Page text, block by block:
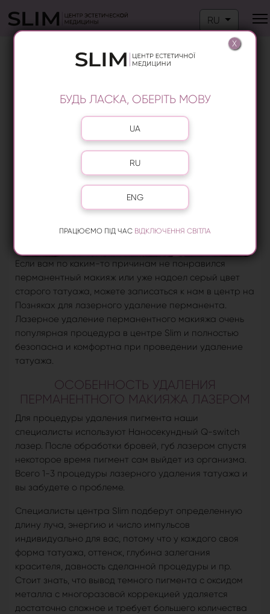
Выберите язык
RU
ЛАЗЕРНОЕ УДАЛЕНИЕ ТАТУАЖА НА
ПОЗНЯКАХ
Если вам по каким-то причинам не понравился
перманентный макияж или уже надоел серый цвет
старого татуажа, можете записаться к нам в центр на
Позняках для лазерного удаление перманента.
Лазерное удаление перманентного макияжа очень
популярная процедура в центре Slim и полностью
безопасна и комфортна при проведении удаление
татуажа.
ОСОБЕННОСТЬ УДАЛЕНИЯ
ПЕРМАНЕНТНОГО МАКИЯЖА ЛАЗЕРОМ
Для процедуры удаления пигмента наши
специалисты используют Наносекундный Q-switch
лазер. После обработки бровей, губ лазером спустя
некоторое время пигмент сам выйдет из организма.
Всего 1-3 процедуры лазерного удаления татуажа и
вы забудете о проблеме.
Специалисты центра Slim подберут определенную
длину луча, энергию и число импульсов
индивидуально для вас, потому что у каждого своя
форма татуажа, оттенок, глубина залегания
красителя, давность сделанной процедуры и пр.
Стоит знать, что вывод темного пигмента с оксидом
металла с многоразовой коррекцией удаляется
достаточно сложное и требует большего количества
БУДЬ ЛАСКА, ОБЕРІТЬ МОВУ
Выберите язык
UA
RU
ENG
ПРАЦЮЄМО ПІД ЧАС ВІДКЛЮЧЕННЯ СВІТЛА
X